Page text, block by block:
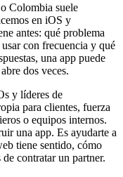
Colombia suele
en iOS y
antes: qué problema
con frecuencia y qué
una app puede
dos veces.
y líderes de
para clientes, fuerza
o equipos internos.
una app. Es ayudarte a
tiene sentido, cómo
contratar un partner.